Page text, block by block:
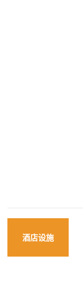
酒店设施